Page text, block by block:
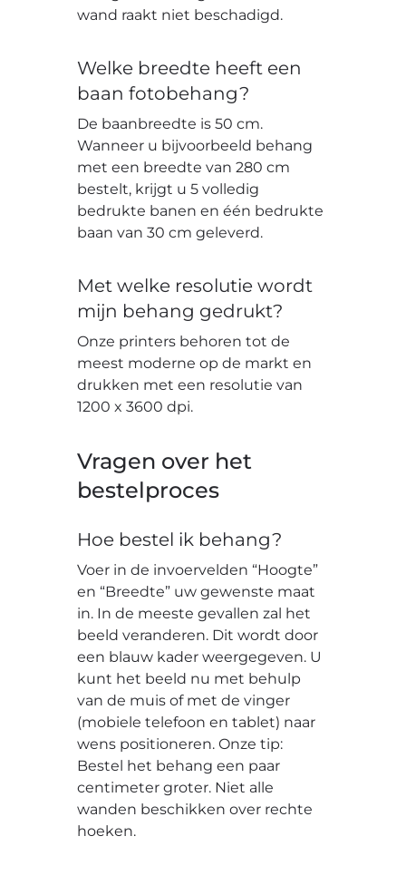
wand raakt niet beschadigd.
Welke breedte heeft een
baan fotobehang?
De baanbreedte is 50 cm.
Wanneer u bijvoorbeeld behang
met een breedte van 280 cm
bestelt, krijgt u 5 volledig
bedrukte banen en één bedrukte
baan van 30 cm geleverd.
Met welke resolutie wordt
mijn behang gedrukt?
Onze printers behoren tot de
meest moderne op de markt en
drukken met een resolutie van
1200 x 3600 dpi.
Vragen over het
bestelproces
Hoe bestel ik behang?
Voer in de invoervelden “Hoogte”
en “Breedte” uw gewenste maat
in. In de meeste gevallen zal het
beeld veranderen. Dit wordt door
een blauw kader weergegeven. U
kunt het beeld nu met behulp
van de muis of met de vinger
(mobiele telefoon en tablet) naar
wens positioneren. Onze tip:
Bestel het behang een paar
centimeter groter. Niet alle
wanden beschikken over rechte
hoeken.